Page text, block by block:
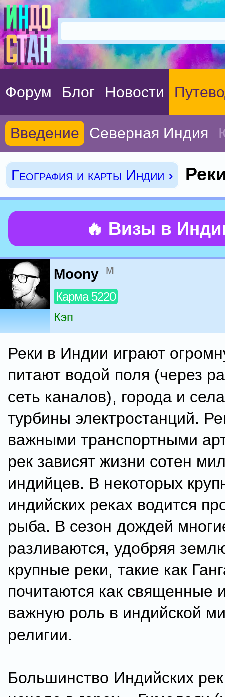
Форум Блог Новости
Введение Северная Индия
География и карты Индии ›
🔥 Визы в
Moony м
Карма 5220
Кэп
Реки в Индии играют
питают водой поля (через
сеть каналов), города и
турбины электростанций.
важными транспортными
рек зависят жизни сотен
индийцев. В некоторых
индийских реках водится
рыба. В сезон дождей
разливаются, удобряя
крупные реки, такие как
почитаются как священные
важную роль в индийской
религии.
Большинство Индийских